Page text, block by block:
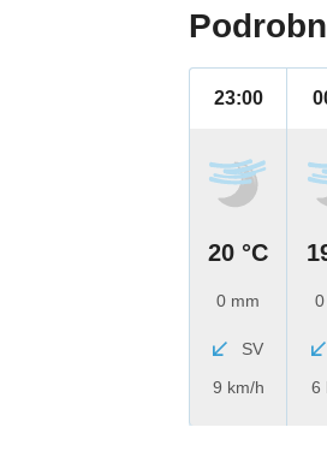
23:00
20 °C
0 mm
SV
9 km/h
6